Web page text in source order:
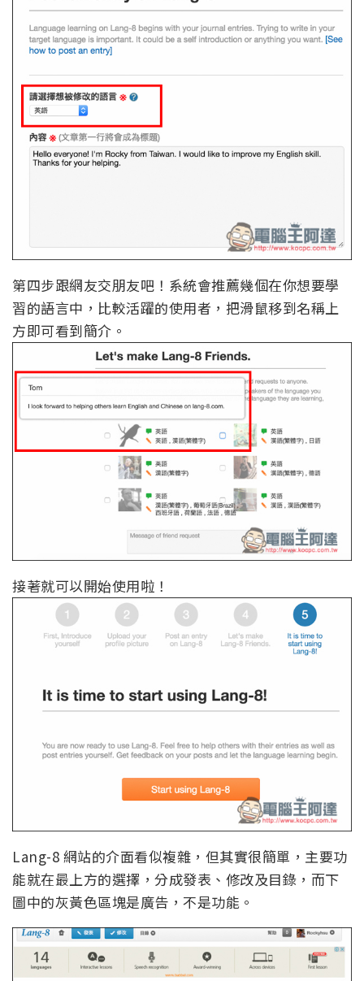
第四步跟網友交朋友吧！系統會推薦幾個在你想要學
習的語言中，比較活躍的使用者，把滑鼠移到名稱上
方即可看到簡介。
接著就可以開始使用啦！
Lang-8 網站的介面看似複雜，但其實很簡單，主要功
能就在最上方的選擇，分成發表、修改及目錄，而下
圖中的灰黃色區塊是廣告，不是功能。